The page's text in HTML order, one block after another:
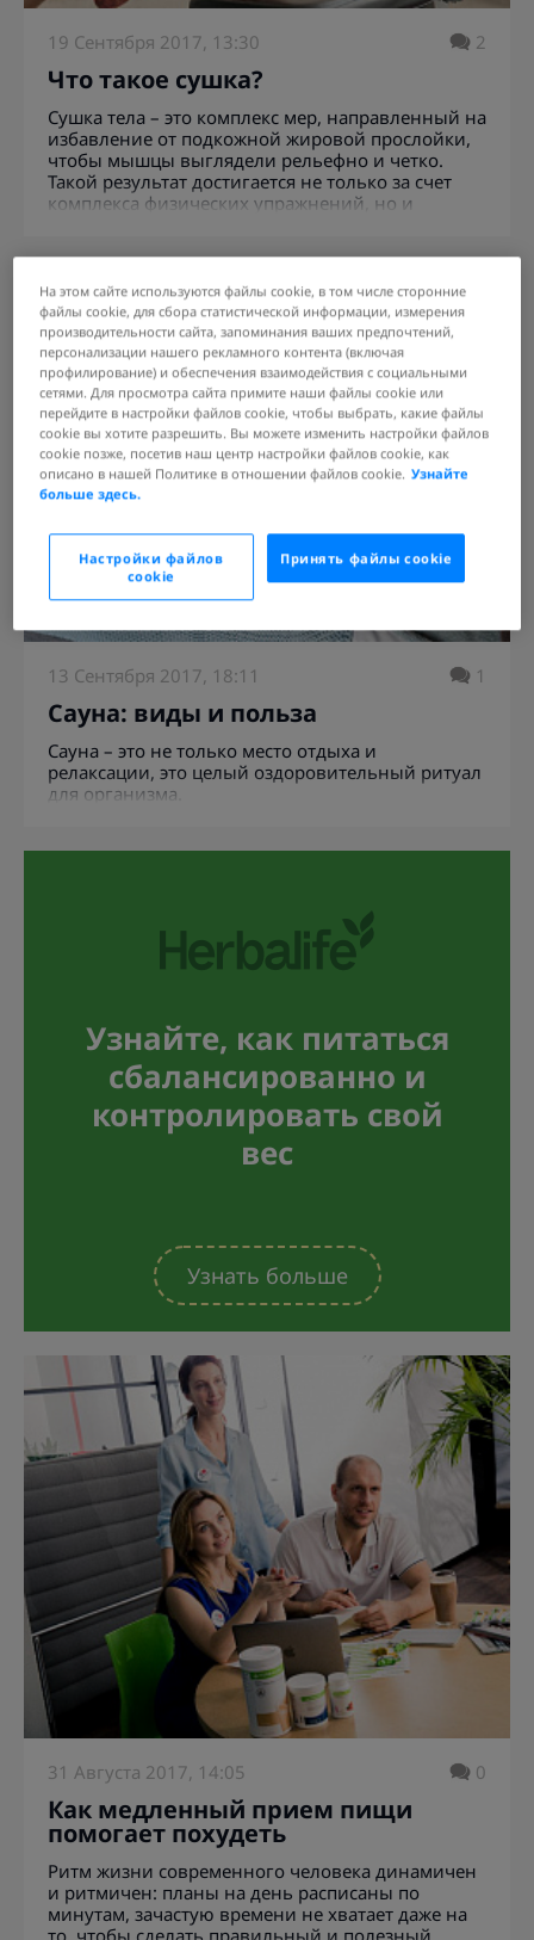
19 Сентября 2017, 13:30 2
Что такое сушка?
Сушка тела – это комплекс мер, направленный на
избавление от подкожной жировой прослойки,
чтобы мышцы выглядели рельефно и четко.
Такой результат достигается не только за счет
комплекса физических упражнений, но и
13 Сентября 2017, 18:11 1
Сауна: виды и польза
Сауна – это не только место отдыха и
релаксации, это целый оздоровительный ритуал
для организма.
Узнайте, как питаться
сбалансированно и
контролировать свой
вес
Узнать больше
31 Августа 2017, 14:05 0
Как медленный прием пищи
помогает похудеть
Ритм жизни современного человека динамичен
и ритмичен: планы на день расписаны по
минутам, зачастую времени не хватает даже на
то, чтобы сделать правильный и полезный
На этом сайте используются файлы cookie, в том числе сторонние
файлы cookie, для сбора статистической информации, измерения
производительности сайта, запоминания ваших предпочтений,
персонализации нашего рекламного контента (включая
профилирование) и обеспечения взаимодействия с социальными
сетями. Для просмотра сайта примите наши файлы cookie или
перейдите в настройки файлов cookie, чтобы выбрать, какие файлы
cookie вы хотите разрешить. Вы можете изменить настройки файлов
cookie позже, посетив наш центр настройки файлов cookie, как
описано в нашей Политике в отношении файлов cookie. Узнайте
больше здесь.
Принять файлы cookie
Настройки файлов
cookie